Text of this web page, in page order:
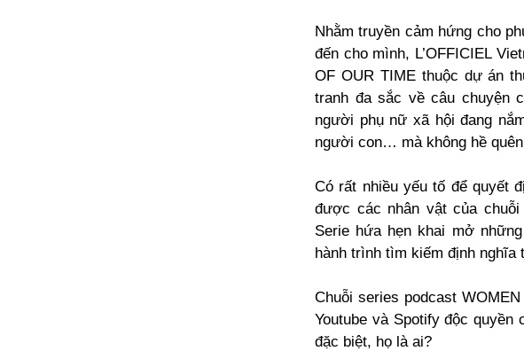
Nhằm truyền cảm hứng cho
đến cho mình, L’OFFICIEL
OF OUR TIME thuộc dự án
tranh đa sắc về câu chuyện
người phụ nữ xã hội đang
người con… mà không hề
Có rất nhiều yếu tố để quyết
được các nhân vật của chuỗi
Serie hứa hẹn khai mở
hành trình tìm kiếm định nghĩa
Chuỗi series podcast
Youtube và Spotify độc quyền
đặc biệt, họ là ai?